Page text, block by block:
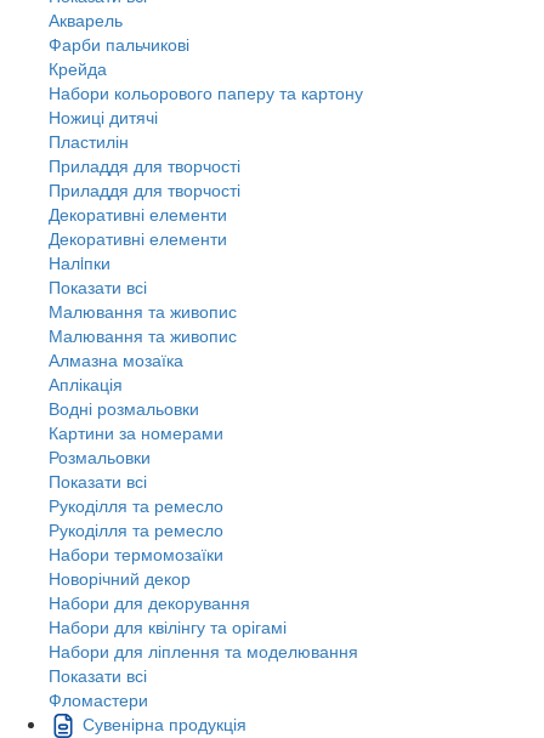
Акварель
Фарби пальчикові
Крейда
Набори кольорового паперу та картону
Ножиці дитячі
Пластилін
Приладдя для творчості
Приладдя для творчості
Декоративні елементи
Декоративні елементи
Налiпки
Показати всі
Малювання та живопис
Малювання та живопис
Алмазна мозаїка
Аплікація
Водні розмальовки
Картини за номерами
Розмальовки
Показати всі
Рукоділля та ремесло
Рукоділля та ремесло
Набори термомозаїки
Новорічний декор
Набори для декорування
Набори для квілінгу та орігамі
Набори для ліплення та моделювання
Показати всі
Фломастери
Сувенірна продукція